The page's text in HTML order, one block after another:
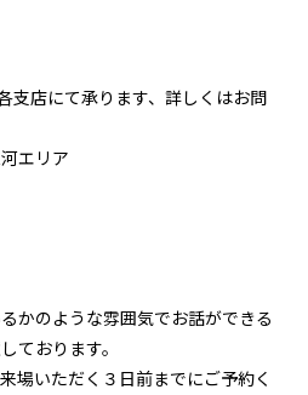
支店にて承ります、詳しくはお問
エリア
かのような雰囲気でお話ができる
ております。
場いただく３日前までにご予約く